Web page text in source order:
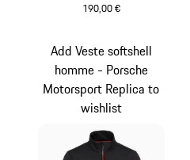
190,00 €
Add Veste softshell
homme - Porsche
Motorsport Replica to
wishlist